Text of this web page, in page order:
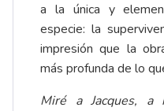
a la única y
especie: la
impresión que la
más profunda de lo
Miré a Jacques,